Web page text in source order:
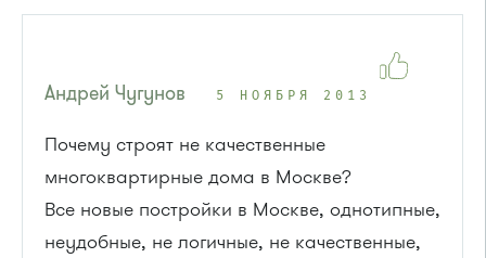
Андрей Чугунов 5 НОЯБРЯ 2013
Почему строят не качественные
многоквартирные дома в Москве?
Все новые постройки в Москве, однотипные,
неудобные, не логичные, не качественные,